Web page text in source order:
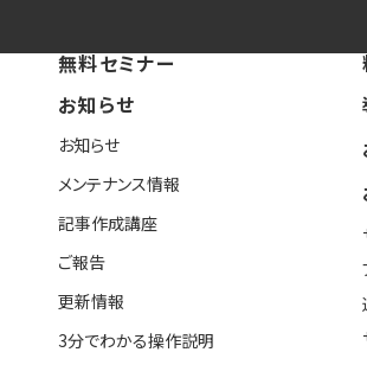
無料セミナー
お知らせ
お知らせ
メンテナンス情報
記事作成講座
ご報告
更新情報
3分でわかる操作説明